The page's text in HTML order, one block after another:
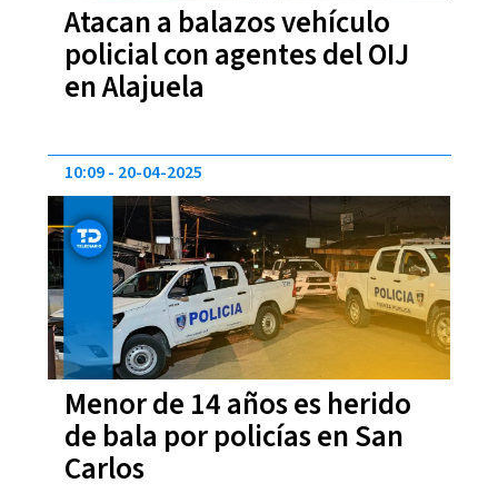
Atacan a balazos vehículo
policial con agentes del OIJ
en Alajuela
Menor de 14 años es herido
de bala por policías en San
Carlos
10:09 20-04-2025